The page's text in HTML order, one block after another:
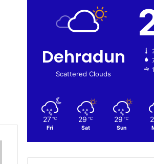
Dehradun
Scattered Clouds
27 ℃
Fri
29 ℃
Sat
29 ℃
Sun